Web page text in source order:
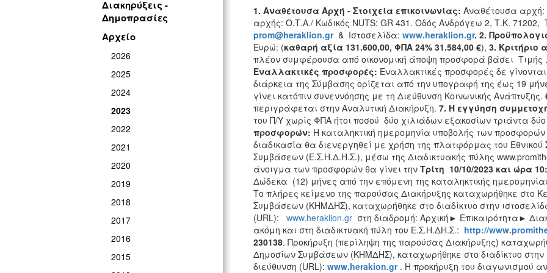
Διακηρύξεις -
Δημοπρασίες
Αρχείο
2026
2025
2024
2023
2022
2021
2020
2019
2018
2017
2016
2015
1. Αναθέτουσα Αρχή - Στοιχεία επικοινωνίας: Αναθέτουσα
αρχής: Ο.Τ.Α./ Κωδικός NUTS: GR 431. Οδός Ανδρόγεω 2, Τ.Κ. 71202,
prom@heraklion.gr& Ιστοσελίδα: www.heraklion.gr. 2.
Ευρώ: (καθαρή αξία 131.600,00, ΦΠΑ 24% 31.584,00 €), 3. Κριτήριο
πλέον συμφέρουσα από οικονομική άποψη προσφορά βάσει Τιμής
Εναλλακτικές προσφορές: Εναλλακτικές προσφορές δε
διάρκεια της Σύμβασης ορίζεται από την υπογραφή της έως 19
γίνει κατόπιν συνεννόησης με τη Διεύθυνση Κοινωνικής Ανάπτυξης.
περιγράφεται στην Αναλυτική Διακήρυξη. 7. Η εγγύηση
του Π/Υ χωρίς ΦΠΑ ήτοι ποσού δύο χιλιάδων εξακοσίων τριάντα
προσφορών: Η καταληκτική ημερομηνία υποβολής των
διαδικασία θα διενεργηθεί με χρήση της πλατφόρμας του
Συμβάσεων (Ε.Σ.Η.Δ.Η.Σ.), μέσω της Διαδικτυακής πύλης
άνοιγμα των προσφορών θα γίνει την Τρίτη 10/10/2023 και ώρα
Δώδεκα (12) μήνες από την επόμενη της καταληκτικής
Το πλήρες κείμενο της παρούσας Διακήρυξης καταχωρήθηκε στο
Συμβάσεων (ΚΗΜΔΗΣ), καταχωρήθηκε στο διαδίκτυο στην
(URL): www.heraklion.grστη διαδρομή: Αρχική► Επικαιρότητα►
ακόμη και στη διαδικτυακή πύλη του Ε.Σ.Η.ΔΗ.Σ.: http://www.
230138. Προκήρυξη (περίληψη της παρούσας Διακήρυξης)
Δημοσίων Συμβάσεων (ΚΗΜΔΗΣ), καταχωρήθηκε στο διαδίκτυο
διεύθυνση (URL): www.herakion.gr. Η προκήρυξη του διαγωνισμού